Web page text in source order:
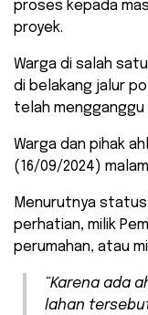
proses kepada
proyek.
Warga di salah
di belakang jalur
telah mengganggu
Warga dan pihak
(16/09/2024)
Menurutnya
perhatian, milik
perumahan, atau
“Karena ada
lahan